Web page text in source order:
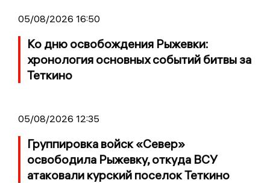
05/08/2026 16:50
Ко дню освобождения Рыжевки:
хронология основных событий битвы за
Теткино
05/08/2026 12:35
Группировка войск «Север»
освободила Рыжевку, откуда ВСУ
атаковали курский поселок Теткино